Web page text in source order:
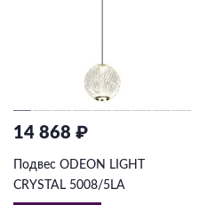
14 868 ₽
Подвес ODEON LIGHT
CRYSTAL 5008/5LA